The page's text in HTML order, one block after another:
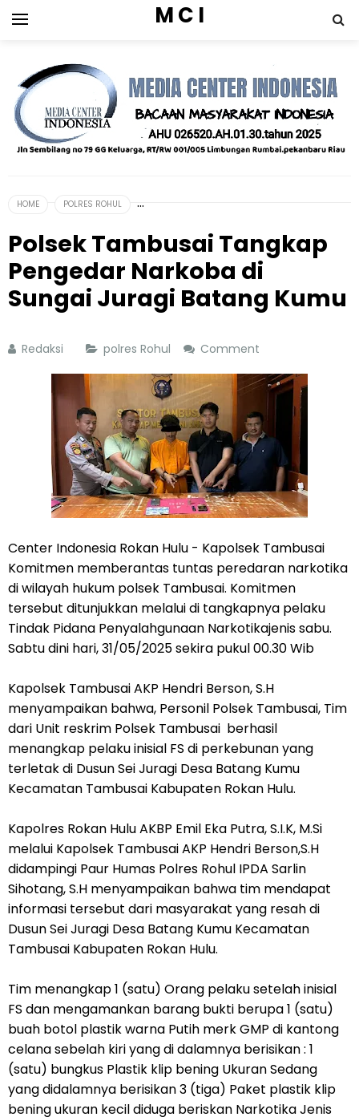
M C I
HOME POLRES ROHUL
Polsek Tambusai Tangkap
Pengedar Narkoba di
Sungai Juragi Batang Kumu
Redaksi polres Rohul Comment
Center Indonesia Rokan Hulu - Kapolsek Tambusai
Komitmen memberantas tuntas peredaran narkotika
di wilayah hukum polsek Tambusai. Komitmen
tersebut ditunjukkan melalui di tangkapnya pelaku
Tindak Pidana Penyalahgunaan Narkotikajenis sabu.
Sabtu dini hari, 31/05/2025 sekira pukul 00.30 Wib
Kapolsek Tambusai AKP Hendri Berson, S.H
menyampaikan bahwa, Personil Polsek Tambusai, Tim
dari Unit reskrim Polsek Tambusai berhasil
menangkap pelaku inisial FS di perkebunan yang
terletak di Dusun Sei Juragi Desa Batang Kumu
Kecamatan Tambusai Kabupaten Rokan Hulu.
Kapolres Rokan Hulu AKBP Emil Eka Putra, S.I.K, M.Si
melalui Kapolsek Tambusai AKP Hendri Berson,S.H
didampingi Paur Humas Polres Rohul IPDA Sarlin
Sihotang, S.H menyampaikan bahwa tim mendapat
informasi tersebut dari masyarakat yang resah di
Dusun Sei Juragi Desa Batang Kumu Kecamatan
Tambusai Kabupaten Rokan Hulu.
Tim menangkap 1 (satu) Orang pelaku setelah inisial
FS dan mengamankan barang bukti berupa 1 (satu)
buah botol plastik warna Putih merk GMP di kantong
celana sebelah kiri yang di dalamnya berisikan : 1
(satu) bungkus Plastik klip bening Ukuran Sedang
yang didalamnya berisikan 3 (tiga) Paket plastik klip
bening ukuran kecil diduga beriskan Narkotika Jenis